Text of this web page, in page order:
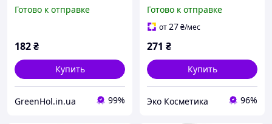
Готово к отправке
182₴
Купить
GreenHol.in.ua 99%
(4820152330758)
Готово к отправке
от27₴/мес
271 ₴
Купить
Эко Косметика 96%